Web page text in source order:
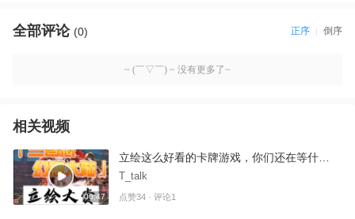
全部评论 (0) 正序 倒序
~ (￣▽￣) ~ 没有更多了~
相关视频
00:47
T_talk
点赞34 · 评论1